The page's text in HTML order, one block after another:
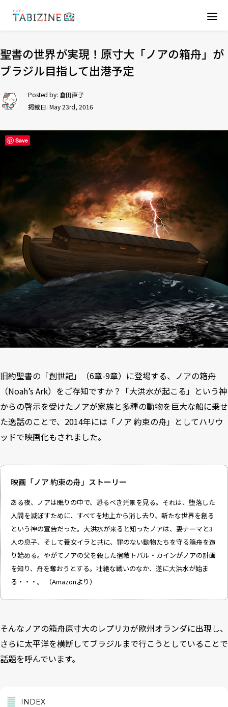
聖書の世界が実現！原寸大「ノアの箱舟」が
ブラジル目指して出港予定
Posted by: 倉田直子
掲載日: May 23rd, 2016
旧約聖書の「創世記」（6章-9章）に登場する、ノアの箱舟
（Noah’s Ark）をご存知ですか？「大洪水が起こる」という神
からの啓示を受けたノアが家族と多種の動物を巨大な船に乗せ
た逸話のことで、2014年には「ノア 約束の舟」としてハリウ
ッドで映画化もされました。
映画「ノア 約束の舟」ストーリー
ある夜、ノアは眠りの中で、恐るべき光景を見る。それは、堕落した
人間を滅ぼすために、すべてを地上から消し去り、新たな世界を創る
という神の宣告だった。大洪水が来ると知ったノアは、妻ナーマと3
人の息子、そして養女イラと共に、罪のない動物たちを守る箱舟を造
り始める。やがてノアの父を殺した宿敵トバル・カインがノアの計画
を知り、舟を奪おうとする。壮絶な戦いのなか、遂に大洪水が始ま
る・・・。 （Amazonより）
そんなノアの箱舟原寸大のレプリカが欧州オランダに出現し、
さらに太平洋を横断してブラジルまで行こうとしていることで
話題を呼んでいます。
INDEX
Save